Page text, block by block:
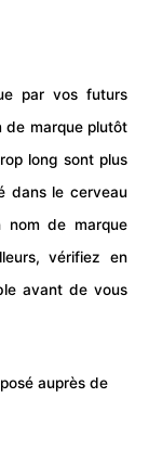
par vos futurs
de marque plutôt
long sont plus
dans le cerveau
nom de marque
vérifiez en
avant de vous
auprès de